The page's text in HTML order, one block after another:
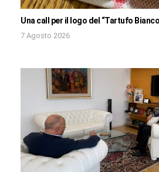
Una call per il logo del “Tartufo
7 Agosto 2026